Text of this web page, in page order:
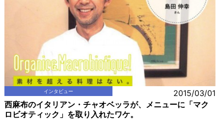
インタビュー 2015/03/01
西麻布のイタリアン・チャオベッラが、メニューに「マク
ロビオティック」を取り入れたワケ。